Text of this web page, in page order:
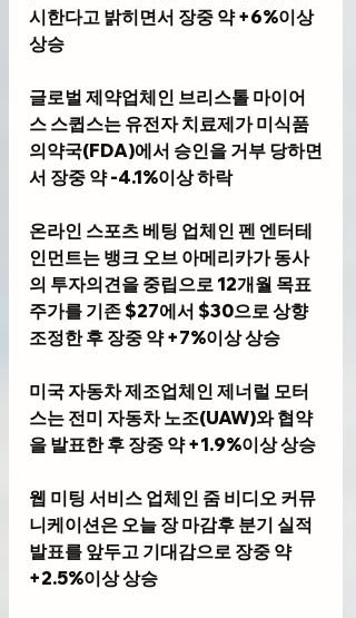
시한다고 밝히면서 장중 약 +6%이상
상승
글로벌 제약업체인 브리스톨 마이어
스 스큅스는 유전자 치료제가 미식품
의약국(FDA)에서 승인을 거부 당하면
서 장중 약 -4.1%이상 하락
온라인 스포츠 베팅 업체인 펜 엔터테
인먼트는 뱅크 오브 아메리카가 동사
의 투자의견을 중립으로 12개월 목표
주가를 기존 $27에서 $30으로 상향
조정한 후 장중 약 +7%이상 상승
미국 자동차 제조업체인 제너럴 모터
스는 전미 자동차 노조(UAW)와 협약
을 발표한 후 장중 약 +1.9%이상 상승
웹 미팅 서비스 업체인 줌 비디오 커뮤
니케이션은 오늘 장 마감후 분기 실적
발표를 앞두고 기대감으로 장중 약
+2.5%이상 상승